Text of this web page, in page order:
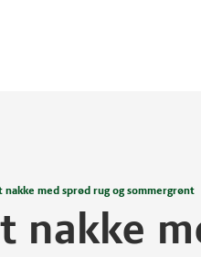
nakke med sprød rug og sommergrønt
nakke